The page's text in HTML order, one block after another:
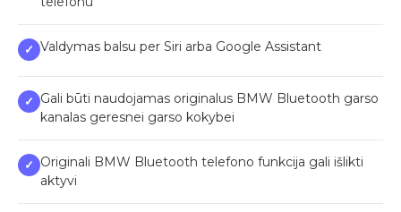
✓ Valdymas balsu per Siri arba Google Assistant
✓
Gali būti naudojamas originalus BMW Bluetooth garso
kanalas geresnei garso kokybei
✓
Originali BMW Bluetooth telefono funkcija gali išlikti
aktyvi